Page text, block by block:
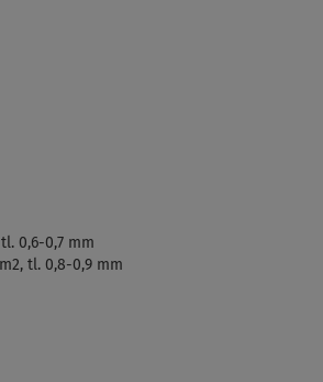
0,6-0,7 mm
tl. 0,8-0,9 mm